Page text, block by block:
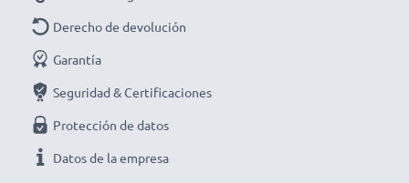
Derecho de devolución
Garantía
Seguridad & Certificaciones
Protección de datos
Datos de la empresa